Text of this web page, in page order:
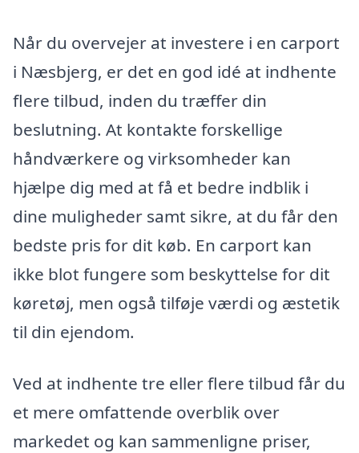
Når du overvejer at investere i en carport
i Næsbjerg, er det en god idé at indhente
flere tilbud, inden du træffer din
beslutning. At kontakte forskellige
håndværkere og virksomheder kan
hjælpe dig med at få et bedre indblik i
dine muligheder samt sikre, at du får den
bedste pris for dit køb. En carport kan
ikke blot fungere som beskyttelse for dit
køretøj, men også tilføje værdi og æstetik
til din ejendom.
Ved at indhente tre eller flere tilbud får du
et mere omfattende overblik over
markedet og kan sammenligne priser,